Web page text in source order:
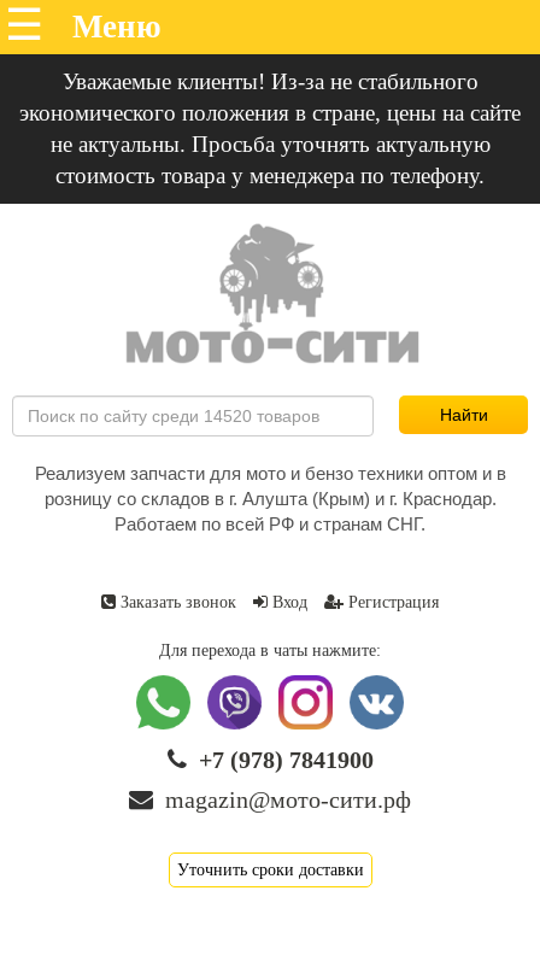
Уважаемые клиенты! Из-за не стабильного
экономического положения в стране, цены на сайте
не актуальны. Просьба уточнять актуальную
стоимость товара у менеджера по телефону.
Реализуем запчасти для мото и бензо техники оптом и в
розницу со складов в г. Алушта (Крым) и г. Краснодар.
Работаем по всей РФ и странам СНГ.
Заказать звонок Вход Регистрация
Для перехода в чаты нажмите:
+7 (978) 7841900
magazin@мото-сити.рф
Уточнить сроки доставки